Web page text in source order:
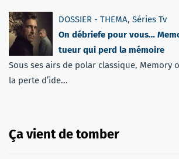
DOSSIER - THEMA, Séries Tv
On débriefe pour vous…
tueur qui perd la mémoire
Sous ses airs de polar classique, Memory
la perte d’ide...
Ça vient de tomber